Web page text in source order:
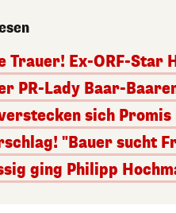
Trauer! Ex-ORF-Star
PR-Lady Baar-
sich
"Bauer sucht
ging Philipp